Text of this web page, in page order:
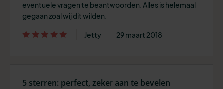
eventuele vragen te beantwoorden. Alles is helemaal
gegaan zoal wij dit wilden.
Jetty 29 maart 2018
5 sterren: perfect, zeker aan te bevelen